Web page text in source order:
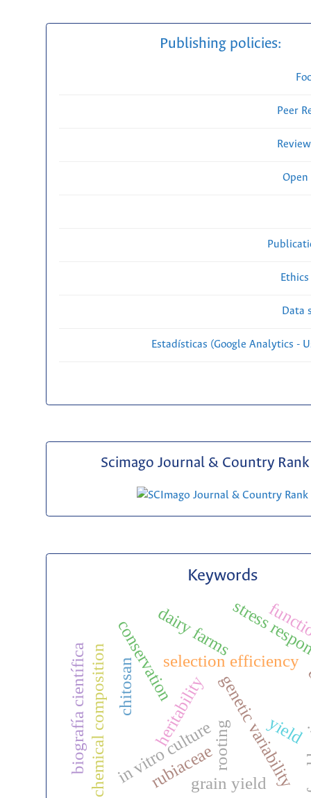
Publishing policies:
Peer
Open
Data
Estadísticas (Google Analytics -
Scimago Journal & Country Rank
Keywords
genetic variability
heritability
selection efficiency
stress
yield
conservation
in vitro culturerooting
rubiaceae
chemical composition
dairy farms
biografía científica chitosan
grain yield